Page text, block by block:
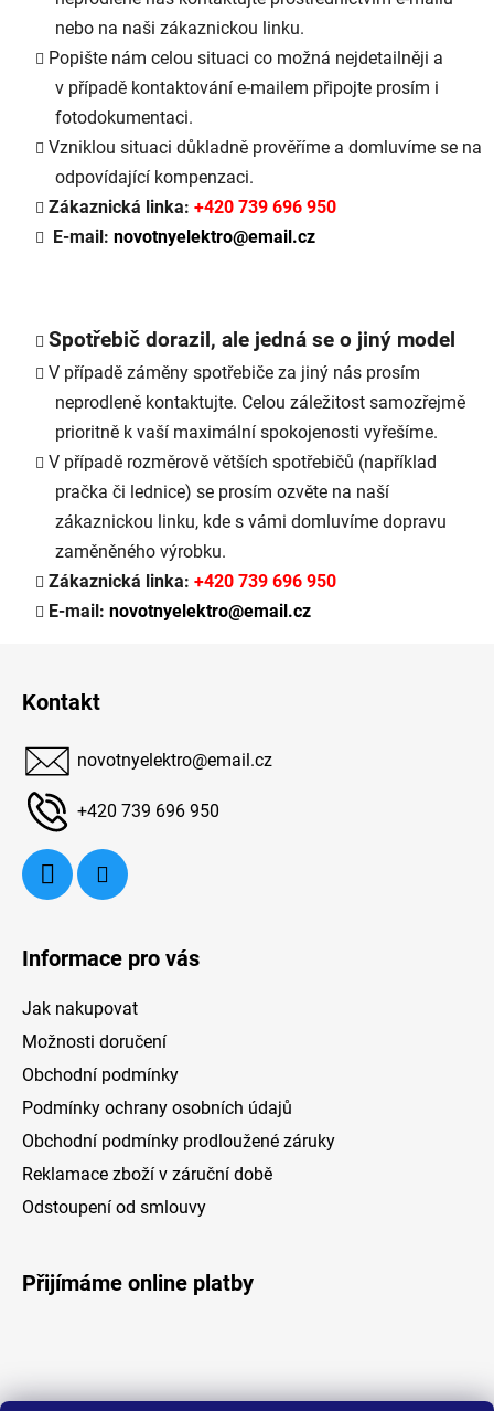
nebo na naši zákaznickou linku.
Popište nám celou situaci co možná nejdetailněji a
v případě kontaktování e-mailem připojte prosím i
fotodokumentaci.
Vzniklou situaci důkladně prověříme a domluvíme se na
odpovídající kompenzaci.
Zákaznická linka: +420 739 696 950
E-mail: novotnyelektro@email.cz
Spotřebič dorazil, ale jedná se o jiný model
V případě záměny spotřebiče za jiný nás prosím
neprodleně kontaktujte. Celou záležitost samozřejmě
prioritně k vaší maximální spokojenosti vyřešíme.
V případě rozměrově větších spotřebičů (například
pračka či lednice) se prosím ozvěte na naší
zákaznickou linku, kde s vámi domluvíme dopravu
zaměněného výrobku.
Zákaznická linka: +420 739 696 950
E-mail: novotnyelektro@email.cz
Kontakt
novotnyelektro@email.cz
+420 739 696 950
Informace pro vás
Jak nakupovat
Možnosti doručení
Obchodní podmínky
Podmínky ochrany osobních údajů
Obchodní podmínky prodloužené záruky
Reklamace zboží v záruční době
Odstoupení od smlouvy
Přijímáme online platby